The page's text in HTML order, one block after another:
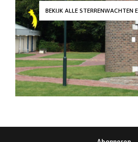
BEKIJK ALLE STERRENWACHTEN